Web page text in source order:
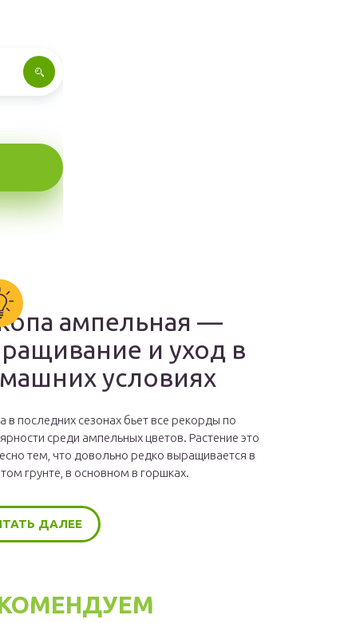
ампельная —
и уход в
условиях
в последних сезонах бьет все рекорды по
среди ампельных цветов. Растение это
тем, что довольно редко выращивается в
грунте, в основном в горшках.
ДАЛЕЕ